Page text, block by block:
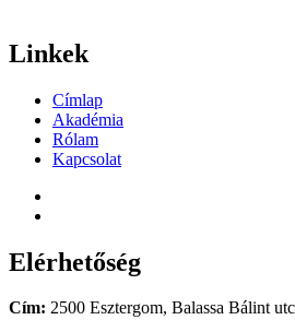
Linkek
Címlap
Akadémia
Rólam
Kapcsolat
Elérhetőség
Cím: 2500 Esztergom, Balassa Bálint